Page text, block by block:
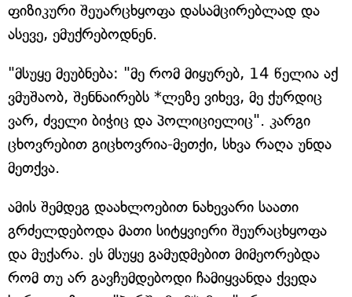
ფიზიკური შეუარცხყოფა დასამცირებლად და
ასევე, ემუქრებოდნენ.
"მსუყე მეუბნება: "მე რომ მიყურებ, 14 წელია აქ
ვმუშაობ, შენნაირებს *ლეზე ვიხევ, მე ქურდიც
ვარ, ძველი ბიჭიც და პოლიციელიც". კარგი
ცხოვრებით გიცხოვრია-მეთქი, სხვა რაღა უნდა
მეთქვა.
ამის შემდეგ დაახლოებით ნახევარი საათი
გრძელდებოდა მათი სიტყვიერი შეურაცხყოფა
და მუქარა. ეს მსუყე გამუდმებით მიმეორებდა
რომ თუ არ გავჩუმდებოდი ჩამიყვანდა ქვედა